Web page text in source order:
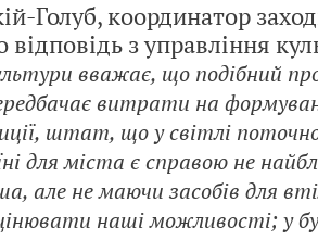
Голуб, координатор
відповідь з управління
вважає, що подібний
витрати на
штат, що у світлі
для міста є справою не
але не маючи засобів для
наші можливості; у